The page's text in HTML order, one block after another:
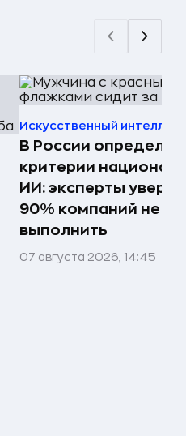
Искусственный
В России
критерии
ИИ: эксперты
90% компаний не
выполнить
07 августа 2026, 14:45